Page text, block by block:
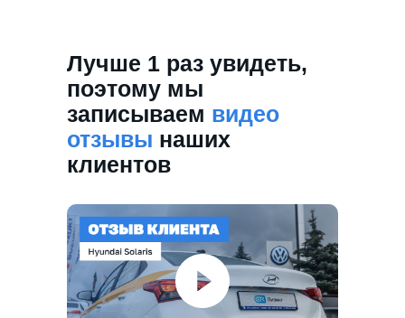
Лучше 1 раз увидеть,
поэтому мы
записываем видео
отзывы наших
клиентов